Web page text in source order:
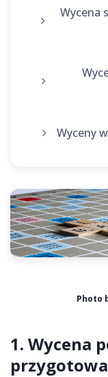
Wycena
Wyceny
Photo
1. Wycena